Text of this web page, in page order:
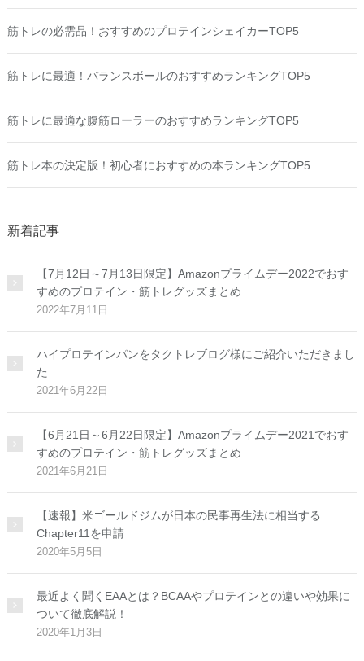
筋トレの必需品！おすすめのプロテインシェイカーTOP5
筋トレに最適！バランスボールのおすすめランキングTOP5
筋トレに最適な腹筋ローラーのおすすめランキングTOP5
筋トレ本の決定版！初心者におすすめの本ランキングTOP5
新着記事
【7月12日～7月13日限定】Amazonプライムデー2022でおす
すめのプロテイン・筋トレグッズまとめ
2022年7月11日
ハイプロテインパンをタクトレブログ様にご紹介いただきまし
た
2021年6月22日
【6月21日～6月22日限定】Amazonプライムデー2021でおす
すめのプロテイン・筋トレグッズまとめ
2021年6月21日
【速報】米ゴールドジムが日本の民事再生法に相当する
Chapter11を申請
2020年5月5日
最近よく聞くEAAとは？BCAAやプロテインとの違いや効果に
ついて徹底解説！
2020年1月3日